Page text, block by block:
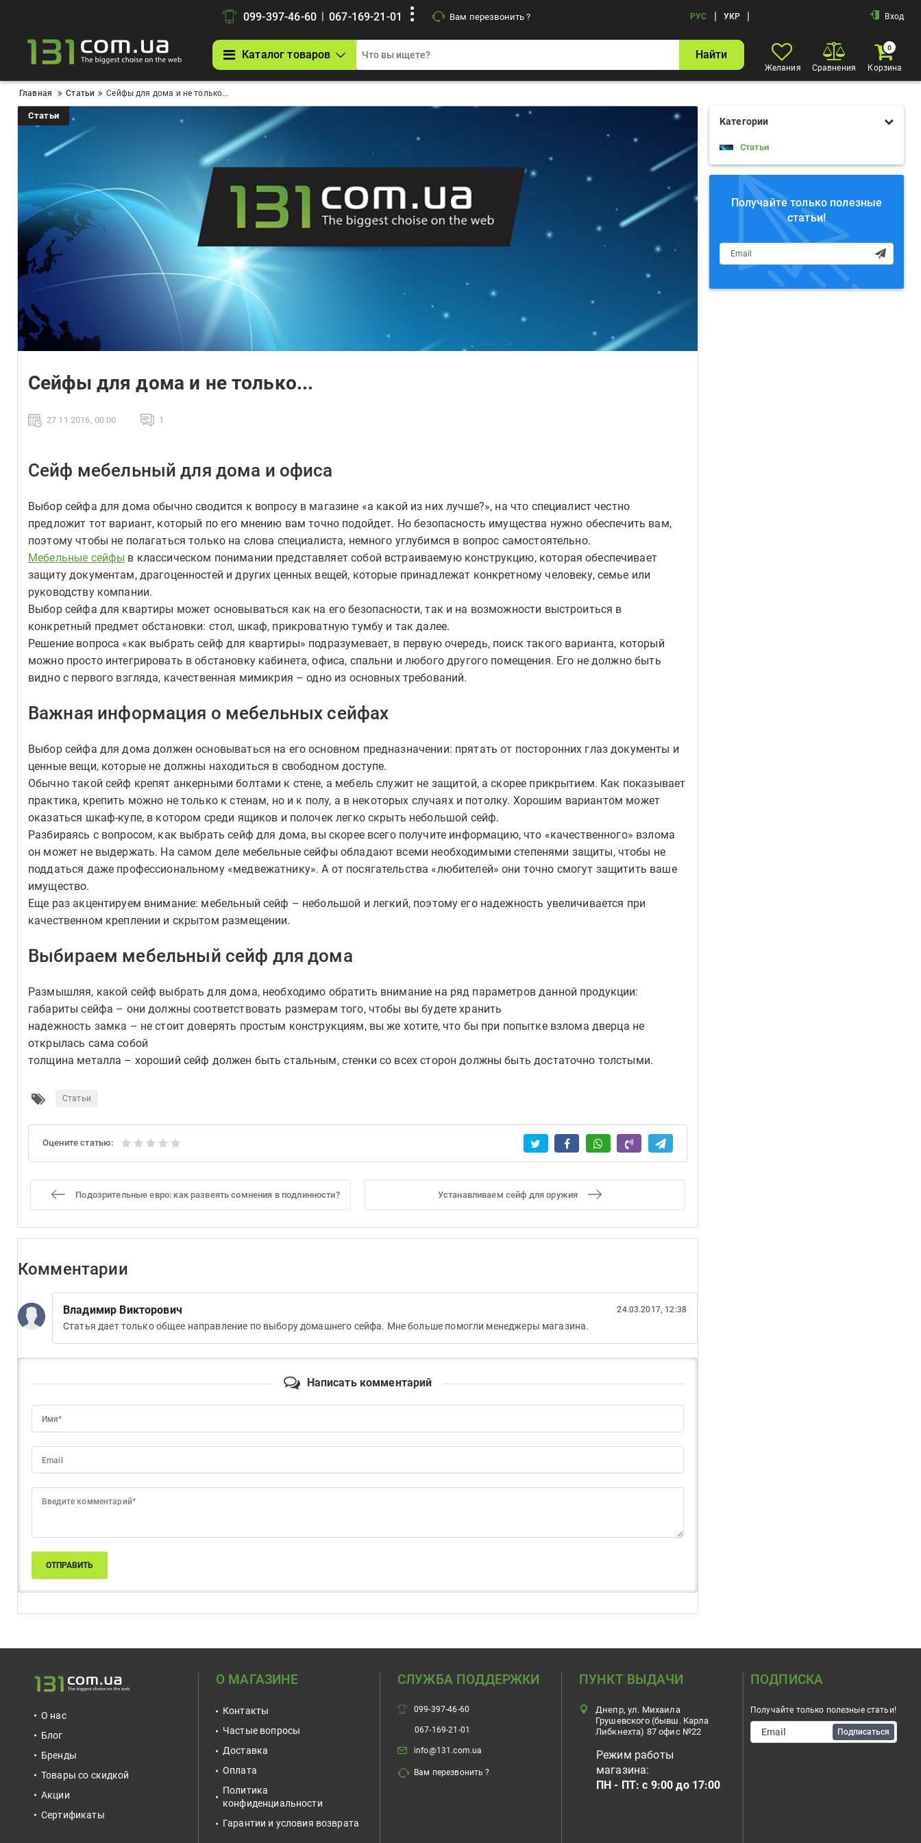
099-397-46-60 | 067-169-21-01 Вам перезвонить ? РУС | УКР | Вход
Каталог товаров Найти
Желания Сравнения
0
Корзина
Главная Статьи Сейфы для дома и не только...
Категории
Статьи
Получайте только полезные
статьи!
Статьи
Сейфы для дома и не только...
27 11 2016, 00:00 1
Сейф мебельный для дома и офиса
Выбор сейфа для дома обычно сводится к вопросу в магазине «а какой из них лучше?», на что специалист честно
предложит тот вариант, который по его мнению вам точно подойдет. Но безопасность имущества нужно обеспечить вам,
поэтому чтобы не полагаться только на слова специалиста, немного углубимся в вопрос самостоятельно.
Мебельные сейфы в классическом понимании представляет собой встраиваемую конструкцию, которая обеспечивает
защиту документам, драгоценностей и других ценных вещей, которые принадлежат конкретному человеку, семье или
руководству компании.
Выбор сейфа для квартиры может основываться как на его безопасности, так и на возможности выстроиться в
конкретный предмет обстановки: стол, шкаф, прикроватную тумбу и так далее.
Решение вопроса «как выбрать сейф для квартиры» подразумевает, в первую очередь, поиск такого варианта, который
можно просто интегрировать в обстановку кабинета, офиса, спальни и любого другого помещения. Его не должно быть
видно с первого взгляда, качественная мимикрия – одно из основных требований.
Важная информация о мебельных сейфах
Выбор сейфа для дома должен основываться на его основном предназначении: прятать от посторонних глаз документы и
ценные вещи, которые не должны находиться в свободном доступе.
Обычно такой сейф крепят анкерными болтами к стене, а мебель служит не защитой, а скорее прикрытием. Как показывает
практика, крепить можно не только к стенам, но и к полу, а в некоторых случаях и потолку. Хорошим вариантом может
оказаться шкаф-купе, в котором среди ящиков и полочек легко скрыть небольшой сейф.
Разбираясь с вопросом, как выбрать сейф для дома, вы скорее всего получите информацию, что «качественного» взлома
он может не выдержать. На самом деле мебельные сейфы обладают всеми необходимыми степенями защиты, чтобы не
поддаться даже профессиональному «медвежатнику». А от посягательства «любителей» они точно смогут защитить ваше
имущество.
Еще раз акцентируем внимание: мебельный сейф – небольшой и легкий, поэтому его надежность увеличивается при
качественном креплении и скрытом размещении.
Выбираем мебельный сейф для дома
Размышляя, какой сейф выбрать для дома, необходимо обратить внимание на ряд параметров данной продукции:
габариты сейфа – они должны соответствовать размерам того, чтобы вы будете хранить
надежность замка – не стоит доверять простым конструкциям, вы же хотите, что бы при попытке взлома дверца не
открылась сама собой
толщина металла – хороший сейф должен быть стальным, стенки со всех сторон должны быть достаточно толстыми.
Статьи
Оцените статью:
Подозрительные евро: как развеять сомнения в подлинности? Устанавливаем сейф для оружия
Комментарии
Владимир Викторович 24.03.2017, 12:38
Статья дает только общее направление по выбору домашнего сейфа. Мне больше помогли менеджеры магазина.
Написать комментарий
Имя*
Email
Введите комментарий*
ОТПРАВИТЬ
О нас
Блог
Бренды
Товары со скидкой
Акции
Сертификаты
О МАГАЗИНЕ
Контакты
Частые вопросы
Доставка
Оплата
Политика
конфиденциальности
Гарантии и условия возврата
СЛУЖБА ПОДДЕРЖКИ
099-397-46-60
067-169-21-01
info@131.com.ua
Вам перезвонить ?
ПУНКТ ВЫДАЧИ
Днепр, ул. Михаила
Грушевского (бывш. Карла
Либкнехта) 87 офис №22
Режим работы
магазина:
ПН - ПТ: с 9:00 до 17:00
ПОДПИСКА
Получайте только полезные статьи!
Подписаться